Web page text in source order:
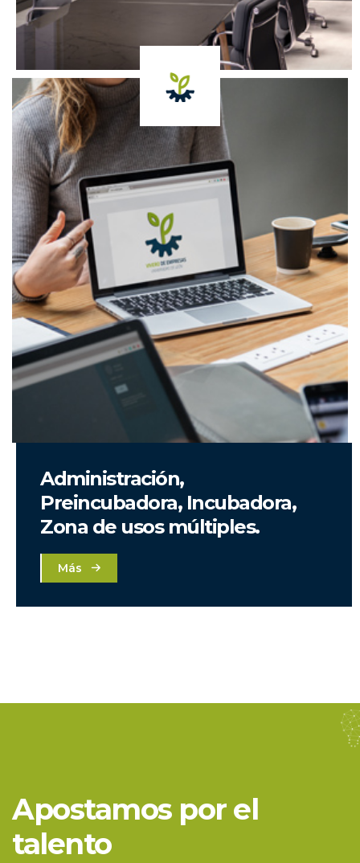
Administración,
Preincubadora, Incubadora,
Zona de usos múltiples.
Más
Apostamos por el
talento